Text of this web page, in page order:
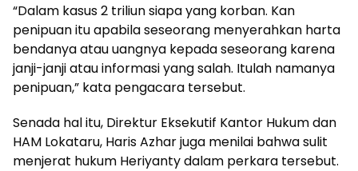
“Dalam kasus 2 triliun siapa yang korban. Kan
penipuan itu apabila seseorang menyerahkan harta
bendanya atau uangnya kepada seseorang karena
janji-janji atau informasi yang salah. Itulah namanya
penipuan,” kata pengacara tersebut.
Senada hal itu, Direktur Eksekutif Kantor Hukum dan
HAM Lokataru, Haris Azhar juga menilai bahwa sulit
menjerat hukum Heriyanty dalam perkara tersebut.